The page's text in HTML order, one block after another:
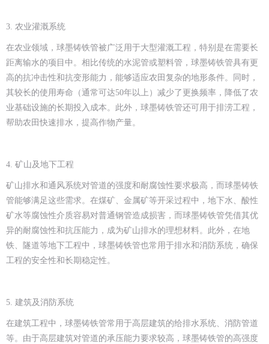
3. 农业灌溉系统
在农业领域，球墨铸铁管被广泛用于大型灌溉工程，特别是在需要长
距离输水的项目中。相比传统的水泥管或塑料管，球墨铸铁管具有更
高的抗冲击性和抗变形能力，能够适应农田复杂的地形条件。同时，
其较长的使用寿命（通常可达50年以上）减少了更换频率，降低了农
业基础设施的长期投入成本。此外，球墨铸铁管还可用于排涝工程，
帮助农田快速排水，提高作物产量。
4. 矿山及地下工程
矿山排水和通风系统对管道的强度和耐腐蚀性要求极高，而球墨铸铁
管能够满足这些需求。在煤矿、金属矿等开采过程中，地下水、酸性
矿水等腐蚀性介质容易对普通钢管造成损害，而球墨铸铁管凭借其优
异的耐腐蚀性和抗压能力，成为矿山排水的理想材料。此外，在地
铁、隧道等地下工程中，球墨铸铁管也常用于排水和消防系统，确保
工程的安全性和长期稳定性。
5. 建筑及消防系统
在建筑工程中，球墨铸铁管常用于高层建筑的给排水系统、消防管道
等。由于高层建筑对管道的承压能力要求较高，球墨铸铁管的高强度